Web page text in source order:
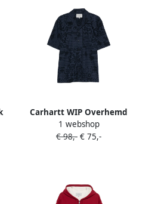
Carhartt WIP Overhemd
met patroon Blauw
1 webshop
€ 98,- € 75,-